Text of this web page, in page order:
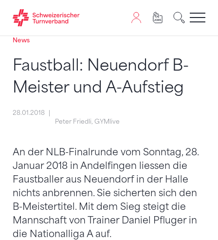
Zum Inhalt springen
Zur Sitemap navigieren
Zum Navigieren dieser Seite wird JavaScript benötigt.
News
Faustball: Neuendorf B-
Meister und A-Aufstieg
28.01.2018
Peter Friedli, GYMlive
An der NLB-Finalrunde vom Sonntag, 28.
Januar 2018 in Andelfingen liessen die
Faustballer aus Neuendorf in der Halle
nichts anbrennen. Sie sicherten sich den
B-Meistertitel. Mit dem Sieg steigt die
Mannschaft von Trainer Daniel Pfluger in
die Nationalliga A auf.